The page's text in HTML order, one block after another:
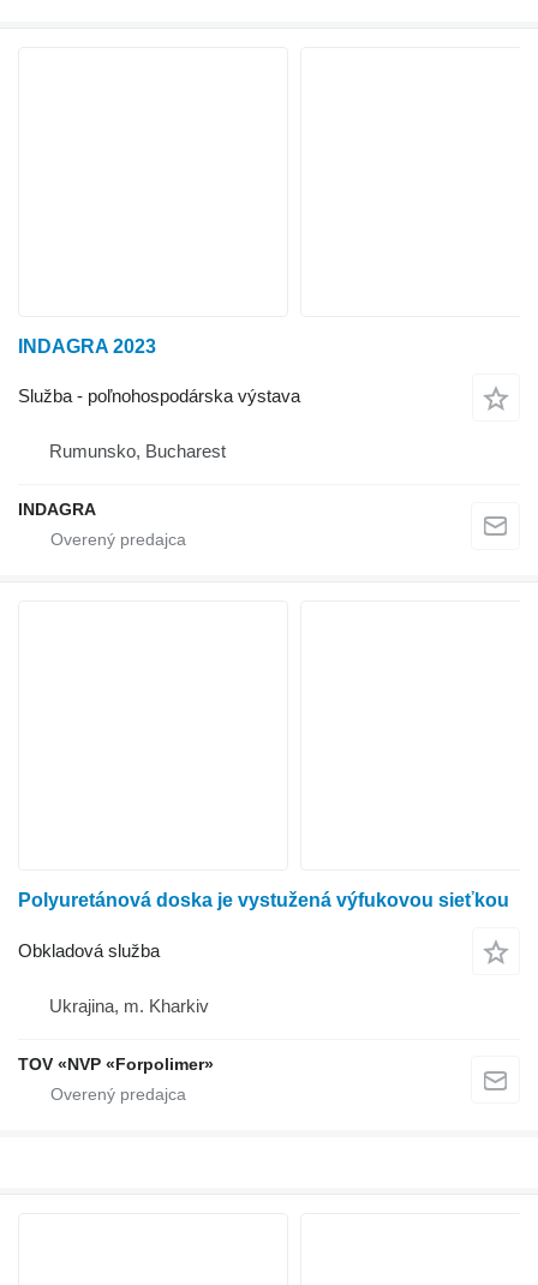
INDAGRA 2023
Služba - poľnohospodárska výstava
Rumunsko, Bucharest
INDAGRA
Polyuretánová doska je vystužená výfukovou sieťkou
Obkladová služba
Ukrajina, m. Kharkiv
TOV «NVP «Forpolimer»